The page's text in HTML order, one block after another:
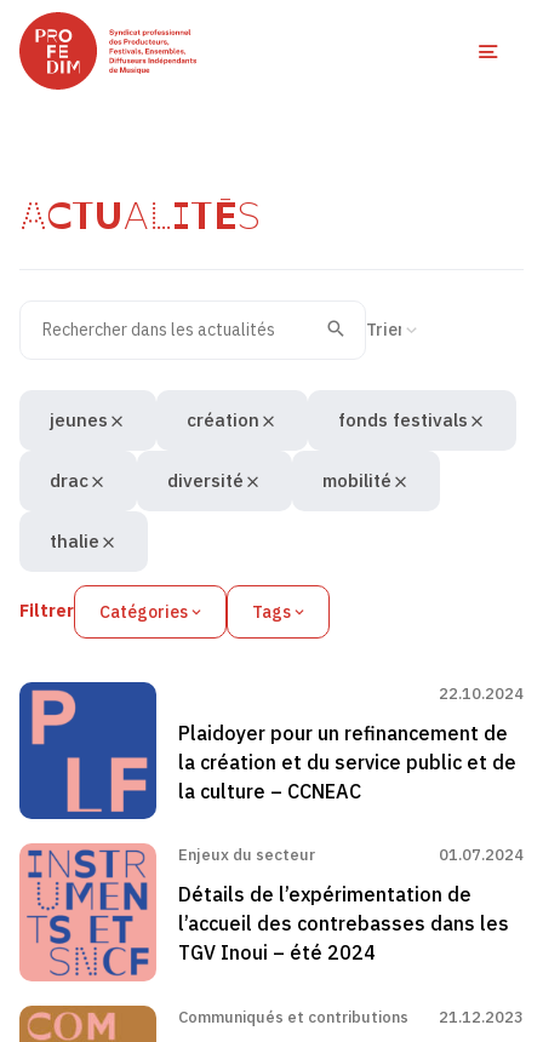
ACTUALITÉS
Recherche
Valider
Filtrer Catégories Tags
jeunes création fonds festivals
drac diversité mobilité
thalie
22.10.2024
Plaidoyer pour un refinancement de
la création et du service public et de
la culture – CCNEAC
Enjeux du secteur 01.07.2024
Détails de l’expérimentation de
l’accueil des contrebasses dans les
TGV Inoui – été 2024
Communiqués et contributions 21.12.2023